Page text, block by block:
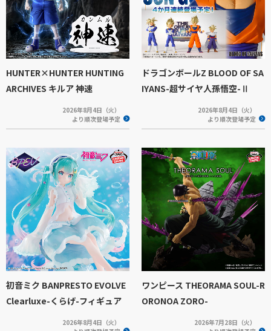
HUNTER×HUNTER HUNTING
ARCHIVES キルア 神速
2026年8月4日（火）
より順次登場予定
ドラゴンボールZ BLOOD OF SA
IYANS-超サイヤ人孫悟空-Ⅱ
2026年8月4日（火）
より順次登場予定
初音ミク BANPRESTO EVOLVE
Clearluxe-くらげ-フィギュア
2026年8月4日（火）
ワンピース THEORAMA SOUL-R
ORONOA ZORO-
2026年7月28日（火）